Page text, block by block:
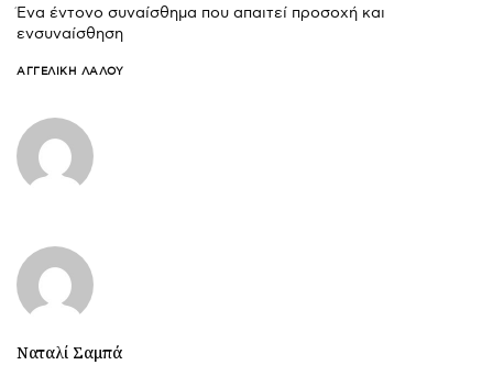
Ένα έντονο συναίσθημα που απαιτεί προσοχή και
ενσυναίσθηση
ΑΓΓΕΛΙΚΉ ΛΆΛΟΥ
Ναταλί Σαμπά